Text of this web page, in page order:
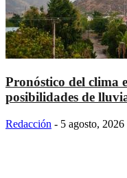
Pronóstico del clima
posibilidades de
Redacción - 5 agosto, 2026